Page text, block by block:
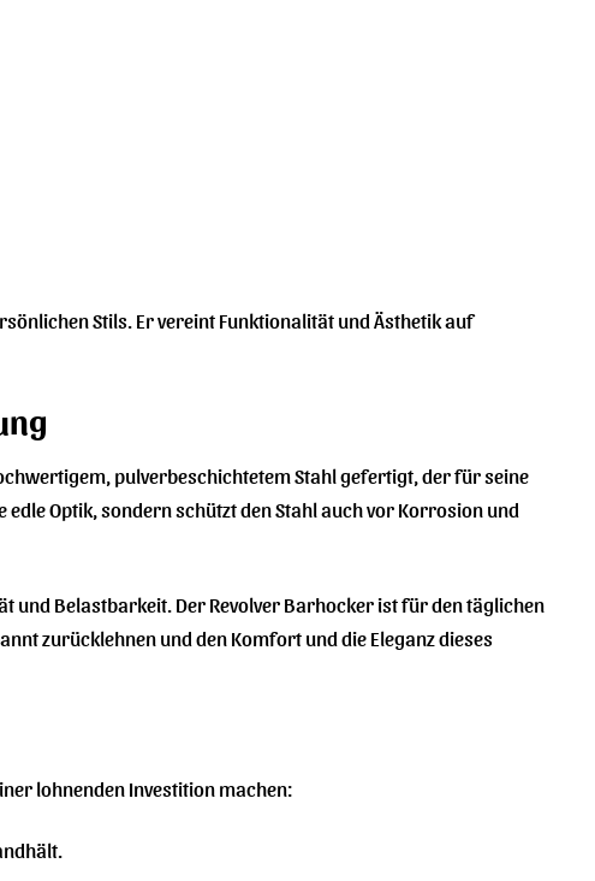
Stils. Er vereint Funktionalität und Ästhetik auf
pulverbeschichtetem Stahl gefertigt, der für seine
Optik, sondern schützt den Stahl auch vor Korrosion und
und Belastbarkeit. Der Revolver Barhocker ist für den täglichen
zurücklehnen und den Komfort und die Eleganz dieses
lohnenden Investition machen: